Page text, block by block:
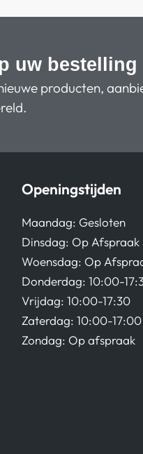
uw bestelling
producten,
Openingstijden
Maandag: Gesloten
Dinsdag: Op Afspraak
Woensdag: Op
Donderdag: 10:00-
Vrijdag: 10:00-17:30
Zaterdag: 10:00-17:00
Zondag: Op afspraak